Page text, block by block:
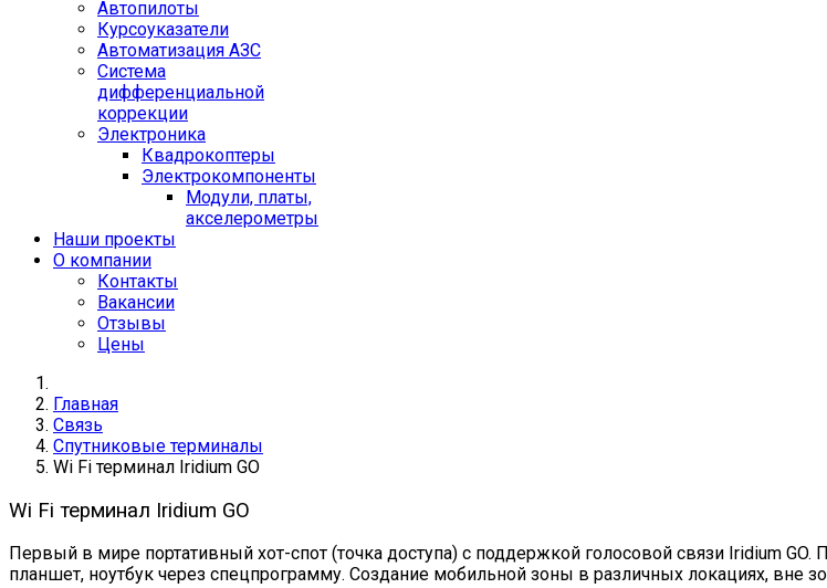
Автопилоты
Курсоуказатели
Автоматизация АЗС
Система
дифференциальной
коррекции
Электроника
Квадрокоптеры
Электрокомпоненты
Модули, платы,
акселерометры
Наши проекты
О компании
Контакты
Вакансии
Отзывы
Цены
Главная
Связь
Спутниковые терминалы
Wi Fi терминал Iridium GO
Wi Fi терминал Iridium GO
Первый в мире портативный хот-спот (точка доступа) с поддержкой голосовой связи Iridium
планшет, ноутбук через спецпрограмму. Создание мобильной зоны в различных локациях, вне